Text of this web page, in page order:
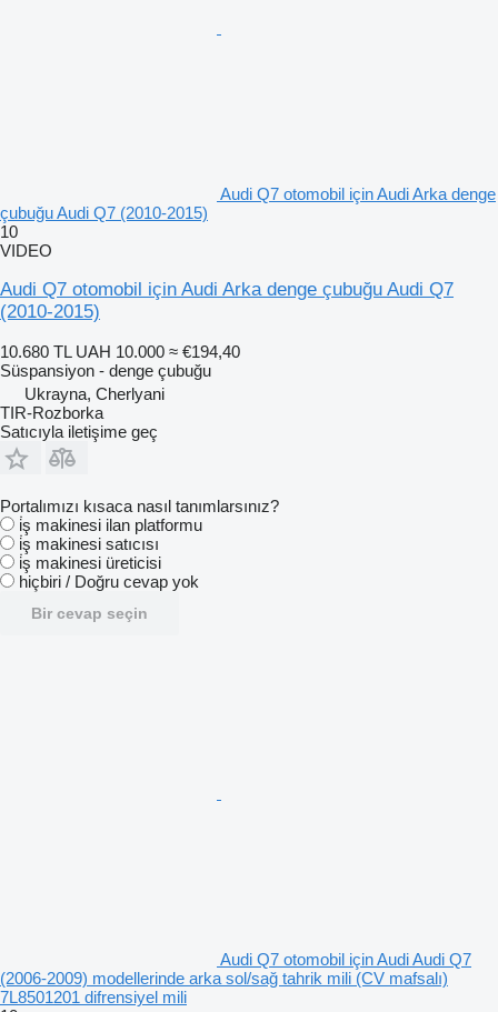
Audi Q7 otomobil için Audi Arka denge
çubuğu Audi Q7 (2010-2015)
10
VIDEO
Audi Q7 otomobil için Audi Arka denge çubuğu Audi Q7
(2010-2015)
10.680 TL UAH 10.000 ≈ €194,40
Süspansiyon - denge çubuğu
Ukrayna, Cherlyani
TIR-Rozborka
Satıcıyla iletişime geç
Portalımızı kısaca nasıl tanımlarsınız?
i̇ş makinesi ilan platformu
i̇ş makinesi satıcısı
i̇ş makinesi üreticisi
hiçbiri / Doğru cevap yok
Bir cevap seçin
Audi Q7 otomobil için Audi Audi Q7
(2006-2009) modellerinde arka sol/sağ tahrik mili (CV mafsalı)
7L8501201 difrensiyel mili